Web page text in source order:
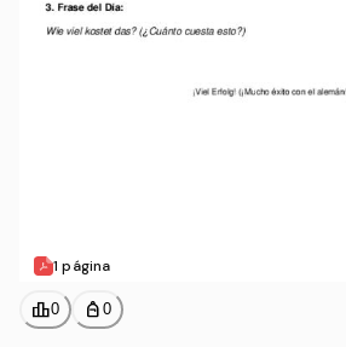
1 página
leaderboard0 personal_bag 0